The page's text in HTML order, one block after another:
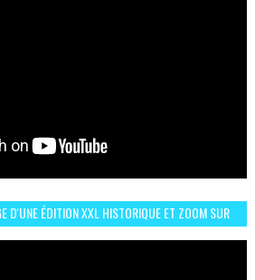
D'UNE ÉDITION XXL HISTORIQUE ET ZOOM SUR